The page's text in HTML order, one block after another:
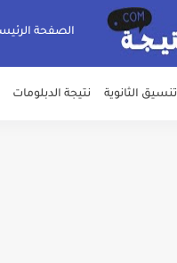
الصفحة
تنسيق الثانوية نتيجة الدبلومات